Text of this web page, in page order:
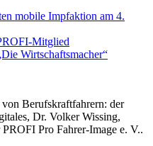
mobile Impfaktion am 4.
Mitglied
Wirtschaftsmacher“
Berufskraftfahrern: der
Dr. Volker Wissing,
Pro Fahrer-Image e. V..